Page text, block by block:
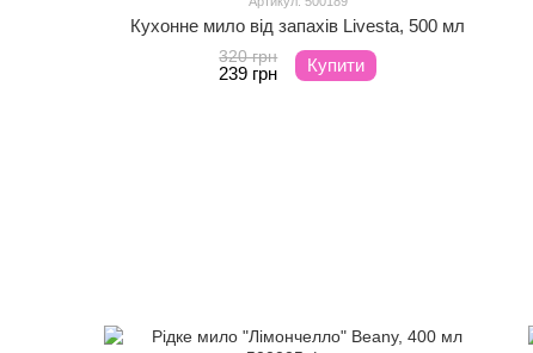
Кухонне мило від запахів Livesta, 500 мл
320 грн
239 грн Купити